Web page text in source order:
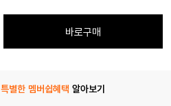
바로구매
특별한 멤버쉽혜택 알아보기